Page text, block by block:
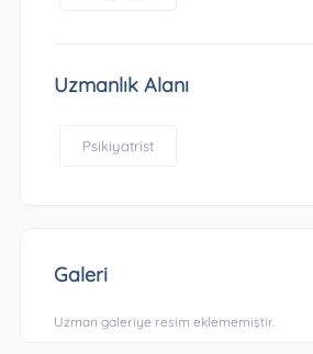
Uzmanlık Alanı
Psikiyatrist
Galeri
Uzman galeriye resim eklememiştir.